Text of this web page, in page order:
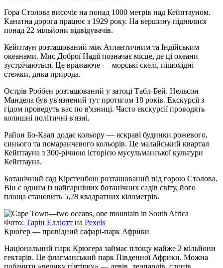
Гора Столова височіє на понад 1000 метрів над Кейптауном.
Канатна дорога працює з 1929 року. На вершину піднялися
понад 22 мільйони відвідувачів.
Кейптаун розташований між Атлантичним та Індійським
океанами. Мис Доброї Надії позначає місце, де ці океани
зустрічаються. Це вражаюче — морські скелі, пішохідні
стежки, дика природа.
Острів Роббен розташований у затоці Табл-Бей. Нельсон
Мандела був ув'язнений тут протягом 18 років. Екскурсії з
гідом проведуть вас по в'язниці. Часто екскурсії проводять
колишні політичні в'язні.
Район Бо-Каап додає кольору — яскраві будинки рожевого,
синього та помаранчевого кольорів. Це малайський квартал
Кейптауна з 300-річною історією мусульманської культури
Кейптауна.
Ботанічний сад Кірстенбош розташований під горою Столова.
Він є одним із найгарніших ботанічних садів світу, його
площа становить 5,28 квадратних кілометрів.
Фото: Тарін Елліотт на Pexels
Крюгер — провідний сафарі-парк Африки
Національний парк Крюгера займає площу майже 2 мільйони
гектарів. Це флагманський парк Південної Африки. Можна
побачити «велику п'ятірку» — левів, леопардів, слонів,